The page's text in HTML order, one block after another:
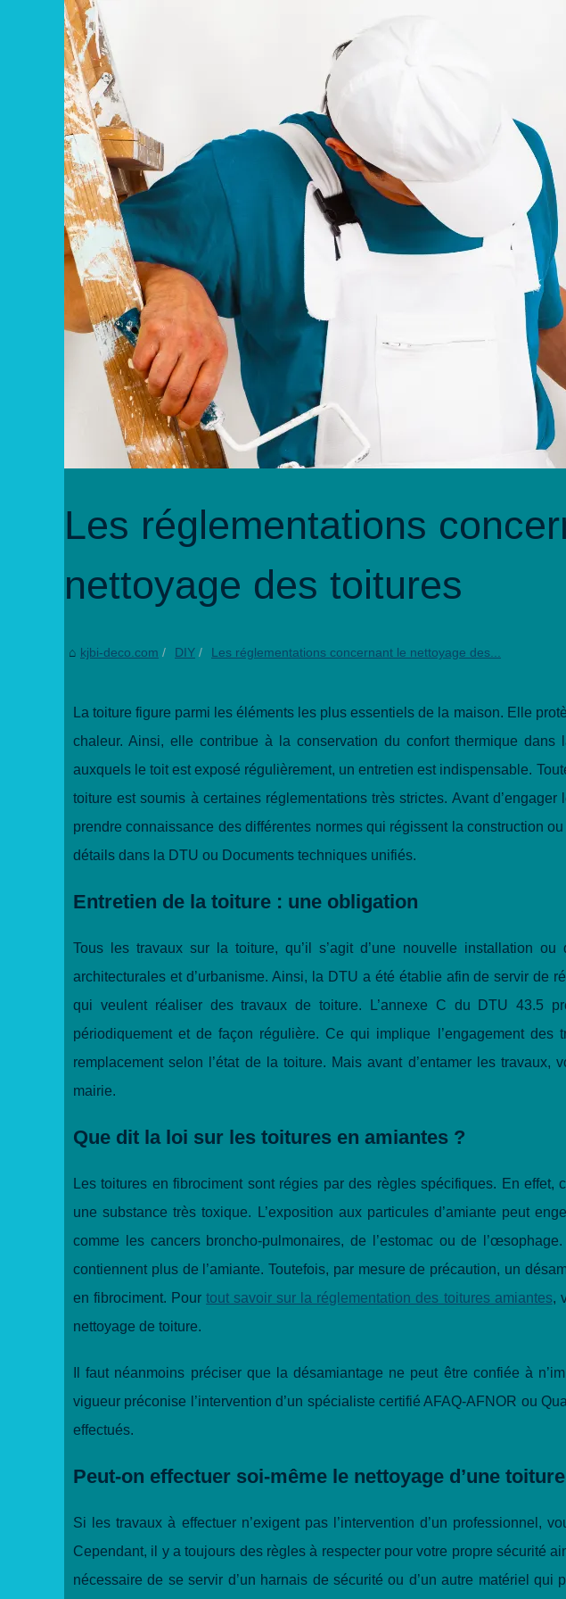
Les réglementations
nettoyage des toitures
kjbi-deco.com DIY Les réglementations concernant le nettoyage des...
La toiture figure parmi les éléments les plus essentiels de la maison. Elle
chaleur. Ainsi, elle contribue à la conservation du confort thermique dans
auxquels le toit est exposé régulièrement, un entretien est indispensable.
toiture est soumis à certaines réglementations très strictes. Avant
prendre connaissance des différentes normes qui régissent la construction
détails dans la DTU ou Documents techniques unifiés.
Entretien de la toiture : une obligation
Tous les travaux sur la toiture, qu’il s’agit d’une nouvelle installation
architecturales et d’urbanisme. Ainsi, la DTU a été établie afin de servir de
qui veulent réaliser des travaux de toiture. L’annexe C du DTU 43.5
périodiquement et de façon régulière. Ce qui implique l’engagement des
remplacement selon l’état de la toiture. Mais avant d’entamer les travaux,
mairie.
Que dit la loi sur les toitures en amiantes ?
Les toitures en fibrociment sont régies par des règles spécifiques. En effet,
une substance très toxique. L’exposition aux particules d’amiante peut
comme les cancers broncho-pulmonaires, de l’estomac ou de
contiennent plus de l’amiante. Toutefois, par mesure de précaution, un
en fibrociment. Pourtout savoir sur la réglementation des toitures amiantes,
nettoyage de toiture.
Il faut néanmoins préciser que la désamiantage ne peut être confiée à
vigueur préconise l’intervention d’un spécialiste certifié AFAQ-AFNOR ou
effectués.
Peut-on effectuer soi-même le nettoyage d’une
Si les travaux à effectuer n’exigent pas l’intervention d’un professionnel,
Cependant, il y a toujours des règles à respecter pour votre propre sécurité
nécessaire de se servir d’un harnais de sécurité ou d’un autre matériel qui